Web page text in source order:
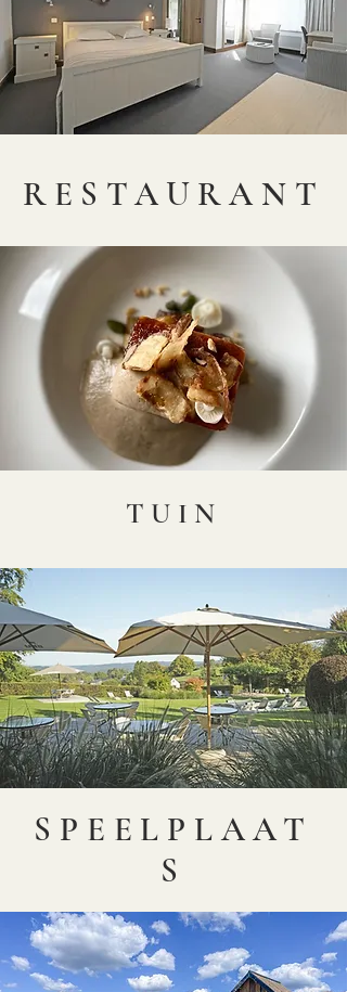
RESTAURANT
TUIN
SPEELPLAAT
S